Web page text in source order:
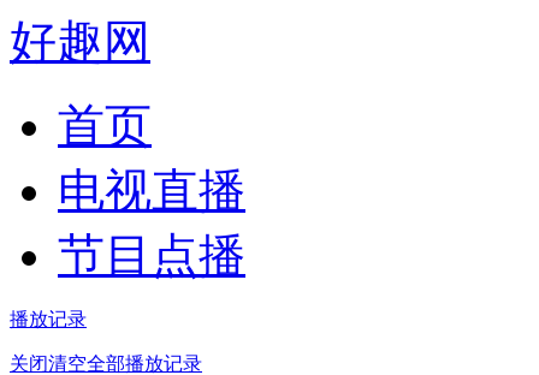
好趣网
首页
电视直播
节目点播
播放记录
关闭清空全部播放记录